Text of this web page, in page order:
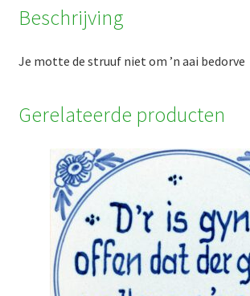
aantal
Beschrijving
Je motte de struuf niet om ’n aai bedorve
Gerelateerde producten